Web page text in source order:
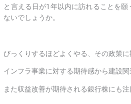
と言える日が1年以内に訪れることを
ないでしょうか。
びっくりするほどよくやる、その政策
インフラ事業に対する期待感から建設関
また収益改善が期待される銀行株にも注